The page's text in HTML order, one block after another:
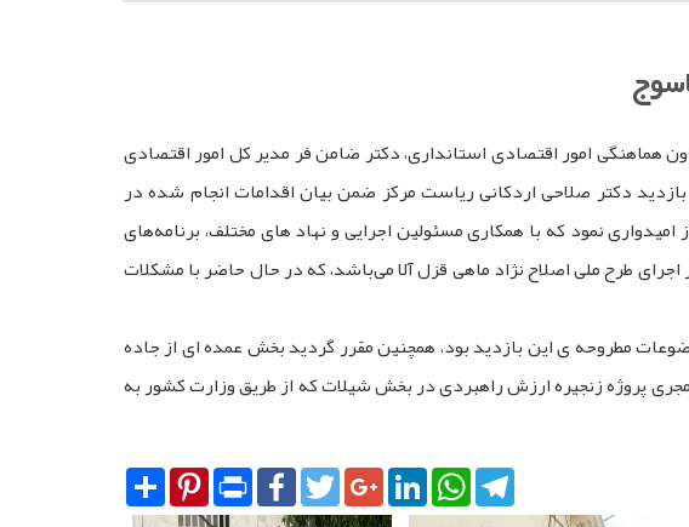
هماهنگی امور اقتصادی استانداری، دکتر ضامن فر مدیر کل امور اقتصادی
دکتر صلاحی اردکانی ریاست مرکز ضمن بیان اقدامات انجام شده در
نمود که با همکاری مسئولین اجرایی و نهاد های مختلف، برنامه‌های
اجرای طرح ملی اصلاح نژاد ماهی قزل آلا می‌باشد، که در حال حاضر با مشکلات
مطروحه ی این بازدید بود، همچنین مقرر گردید بخش عمده ای از جاده
پروژه زنجیره ارزش راهبردی در بخش شیلات که از طریق وزارت کشور به
Share Pinterest
Print FacebookTwitterGoogle+LinkedInWhatsApp